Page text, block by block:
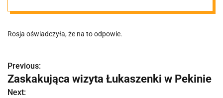
nuklearnej
Rosja oświadczyła, że na to odpowie.
N
a
Previous:
Zaskakująca wizyta Łukaszenki w Pekinie
Next: